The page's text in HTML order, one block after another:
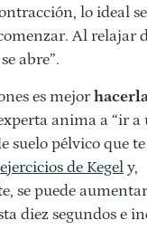
lo ideal
Al relajar
abre”.
es mejor
anima a “ir a
suelo pélvico que te
ejercicios de Kegel y,
se puede
diez segundos e